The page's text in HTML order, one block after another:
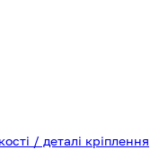
/ деталі кріплення